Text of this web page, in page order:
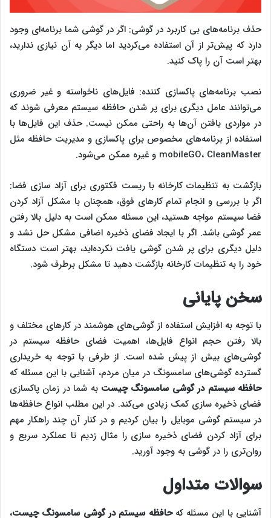
حذف برنامه‌های بی کاربرد در گوشی: اگر در گوشی شما برنامه‌‌ای وجود
دارد که پیش‌‌‌تر از آن استفاده می‌کردید اما دیگر به آن نیازی ندارید،
بهتر است آن را پاک کنید.
نصب برنامه‌های پاکسازی کننده: فایل‌های ناخواسته و غیر ضروری
می‌توانند عامل دیگری برای پر شدن حافظه سیستم معرفی شوند که
در مواردی یافتن آن‌ها به راحتی ممکن نیست. حذف این فایل‌ها با
استفاده از برنامه‌های مخصوص برای پاکسازی و مدیریت حافظه مثل
mobileGO، CleanMaster و غیره ممکن می‌شود.
بازگشت به تنظیمات کارخانه با ریست فکتوری برای آزاد سازی فضا:
اگر با بررسی و انجام تمام کارهای فوق، همچنان با مشکل آزاد کردن
فضا سیستم مواجه هستید، این مسئله ممکن است به دلیل بالا رفتن
عمر گوشی باشد. اگر با ایجاد فضای ذخیره اضافی مشکل حل نشد و
دلیل دیگری برای پر شدن گوشی یافت نکرده‌اید، بهتر است دستگاه
خود را به تنظیمات کارخانه بازگشت دهید تا مشکل برطرف شود.
سخن پایانی
با توجه به افزایش استفاده از گوشی‌های هوشمند در کارهای مختلف و
بالا رفتن حجم انواع فایل‌ها، اهمیت فضای حافظه سیستم در
گوشی‌های بیش از پیش شده است. از طرفی با توجه به خریداری
گسترده گوشی‌های سامسونگ در میان مردم، آشنایی با این مسئله که
حافظه سیستم در گوشی سامسونگ چیست به شما در زمان پاکسازی
فضای ذخیره سازی کمک زیادی می‌کند. در این مطلب انواع حافظه‌ها
در سیستم گوشی موبایل را بیان کردیم و در کنار آن چند راهکار مهم
برای آزاد کردن فضای ذخیره سازی را مثال زدیم تا عملکرد سریع و
روان‌‌‌تری را در گوشی به وجود آورید.
سوالات متداول
آشنایی با این مسئله کهحافظه سیستم در گوشی سامسونگ چیست،